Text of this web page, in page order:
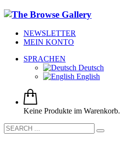
NEWSLETTER
MEIN KONTO
SPRACHEN
Deutsch
English
Keine Produkte im Warenkorb.